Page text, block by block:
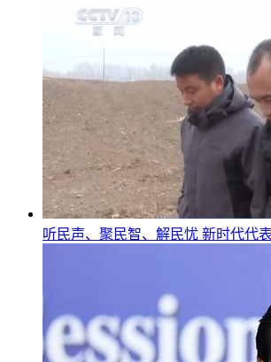
听民声、聚民智、解民忧 新时代代